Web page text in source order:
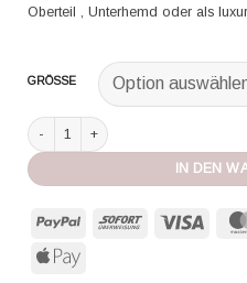
Oberteil , Unterhemd oder als
GRÖSSE
Top lin Menge
IN DEN
PayPal Sofort
Apple